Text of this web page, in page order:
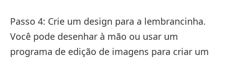
Passo 4: Crie um design para a lembrancinha.
Você pode desenhar à mão ou usar um
programa de edição de imagens para criar um